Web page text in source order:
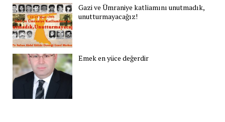
Gazi ve Ümraniye katliamını unutmadık,
unutturmayacağız!
Emek en yüce değerdir